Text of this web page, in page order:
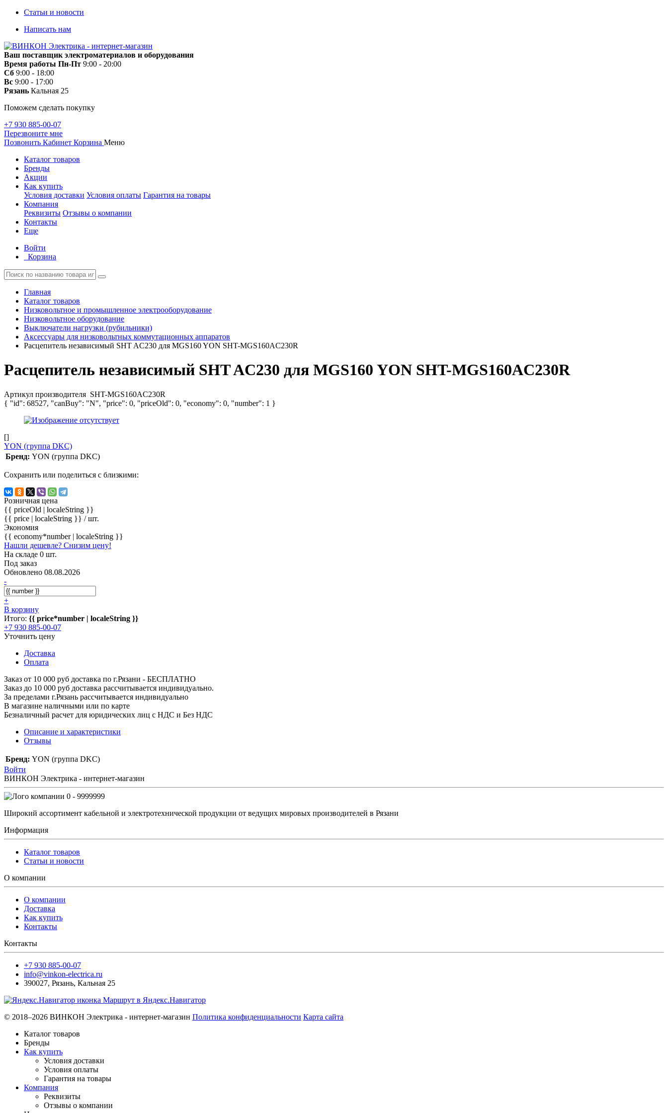
Статьи и новости
Написать нам
Ваш поставщик электроматериалов и оборудования
Время работы Пн-Пт 9:00 - 20:00
Сб 9:00 - 18:00
Вс 9:00 - 17:00
Рязань Кальная 25
Поможем сделать покупку
+7 930 885-00-07
Перезвоните мне
Позвонить Кабинет Корзина Меню
Каталог товаров
Бренды
Акции
Как купить
Условия доставки Условия оплаты Гарантия на товары
Компания
Реквизиты Отзывы о компании
Контакты
Еще
Войти
Корзина
Главная
Каталог товаров
Низковольтное и промышленное электрооборудование
Низковольтное оборудование
Выключатели нагрузки (рубильники)
Аксессуары для низковольтных коммутационных аппаратов
Расцепитель независимый SHT AC230 для MGS160 YON SHT-MGS160AC230R
Расцепитель независимый SHT AC230 для MGS160 YON SHT-MGS160AC230R
Артикул производителя SHT-MGS160AC230R
{ "id": 68527, "canBuy": "N", "price": 0, "priceOld": 0, "economy": 0, "number": 1 }
[]
YON (группа DKC)
Бренд: YON (группа DKC)
Сохранить или поделиться с близкими:
Розничная цена
{{ priceOld | localeString }}
{{ price | localeString }} / шт.
Экономия
{{ economy*number | localeString }}
Нашли дешевле? Снизим цену!
На складе 0 шт.
Под заказ
Обновлено 08.08.2026
-
+
В корзину
Итого: {{ price*number | localeString }}
+7 930 885-00-07
Уточнить цену
Доставка
Оплата
Заказ от 10 000 руб доставка по г.Рязани - БЕСПЛАТНО
Заказ до 10 000 руб доставка рассчитывается индивидуально.
За пределами г.Рязань рассчитывается индивидуально
В магазине наличными или по карте
Безналичный расчет для юридических лиц с НДС и Без НДС
Описание и характеристики
Отзывы
Бренд: YON (группа DKC)
Войти
ВИНКОН Электрика - интернет-магазин
0 - 9999999
Широкий ассортимент кабельной и электротехнической продукции от ведущих мировых производителей в Рязани
Информация
Каталог товаров
Статьи и новости
О компании
О компании
Доставка
Как купить
Контакты
Контакты
+7 930 885-00-07
info@vinkon-electrica.ru
390027, Рязань, Кальная 25
Маршрут в Яндекс.Навигатор
© 2018–2026 ВИНКОН Электрика - интернет-магазин Политика конфиденциальности Карта сайта
Каталог товаров
Бренды
Как купить
Условия доставки
Условия оплаты
Гарантия на товары
Компания
Реквизиты
Отзывы о компании